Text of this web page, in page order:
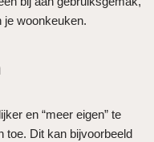
je woonkeuken.
en “meer eigen” te
toe. Dit kan bijvoorbeeld